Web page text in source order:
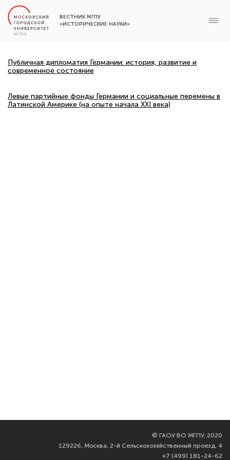
ВЕСТНИК МГПУ
«ИСТОРИЧЕСКИЕ НАУКИ»
Публичная дипломатия Германии: история, развитие и
современное состояние
Левые партийные фонды Германии и социальные перемены в
Латинской Америке (на опыте начала XXI века)
© ГАОУ ВО МГПУ, 2020
129226, Москва, 2-й Сельскохозяйственный проезд, 4
+7 (499) 181-24-62